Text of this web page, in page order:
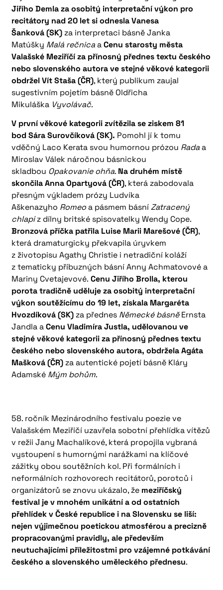
Jiřího Demla za osobitý interpretační výkon pro
recitátory nad 20 let si odnesla Vanesa
Šanková (SK) za interpretaci básně Janka
Matúšky Malá rečnicaaCenu starosty města
Valašské Meziříčí za přínosný přednes textu českého
nebo slovenského autora ve stejné věkové kategorii
obdržel Vít Staša (ČR), který publikum zaujal
sugestivním pojetím básně Oldřicha
Mikuláška Vyvolávač.
V první věkové kategorii zvítězila se ziskem 81
bod Sára Surovčíková (SK). Pomohl jí k tomu
vděčný Laco Kerata svou humornou prózou Radaa
Miroslav Válek náročnou básnickou
skladbou Opakovanie ohňa. Na druhém místě
skončila Anna Opartyová (ČR), která zabodovala
přesným výkladem prózy Ludvíka
Aškenazyho Romeoa pásmem básní Zatracený
chlapiz dílny britské spisovatelky Wendy Cope.
Bronzová příčka patřila Luise Marii Marešové (ČR),
která dramaturgicky překvapila úryvkem
z životopisu Agathy Christie i netradiční koláží
z tematicky příbuzných básní Anny Achmatovové a
Mariny Cvetajevové.Cenu Jiřího Brolla, kterou
porota tradičně uděluje za osobitý interpretační
výkon soutěžícímu do 19 let, získala Margaréta
Hvozdíková (SK) za přednes Německé básněErnsta
Jandla aCenu Vladimíra Justla, udělovanou ve
stejné věkové kategorii za přínosný přednes textu
českého nebo slovenského autora, obdržela Agáta
Mašková (ČR) za autentické pojetí básně Kláry
Adamské Mým bohům.
58. ročník Mezinárodního festivalu poezie ve
Valašském Meziříčí uzavřela sobotní přehlídka vítězů
v režii Jany Machalíkové, která propojila vybraná
vystoupení s humornými narážkami na klíčové
zážitky obou soutěžních kol. Při formálních i
neformálních rozhovorech recitátorů, porotců i
organizátorů se znovu ukázalo, že meziříčský
festival je v mnohém unikátní a od ostatních
přehlídek v České republice i na Slovensku se liší:
nejen výjimečnou poetickou atmosférou a precizně
propracovanými pravidly, ale především
neutuchajícími příležitostmi pro vzájemné potkávání
českého a slovenského uměleckého přednesu.